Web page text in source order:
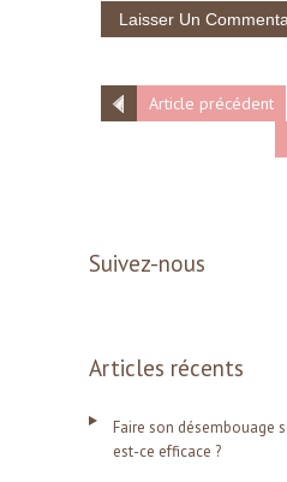
Article précédent
Suivez-nous
Articles récents
Faire son désembouage
est-ce efficace ?